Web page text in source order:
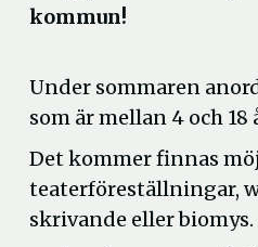
kommun!
Under sommaren
som är mellan 4 och
Det kommer finnas
teaterföreställningar,
skrivande eller biomys.